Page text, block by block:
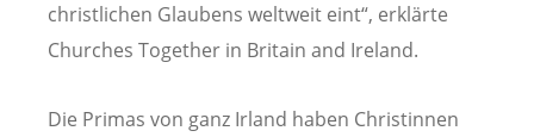
christlichen Glaubens weltweit eint“, erklärte
Churches Together in Britain and Ireland.
Die Primas von ganz Irland haben Christinnen